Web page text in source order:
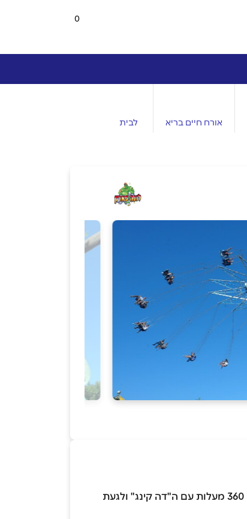
0
אורח חיים בריא לבית
אוהבי האקסטרים יוכלו לגעת בעננים עם ה"בלייק ממבה" , לטוס עם ה"אנקונדה", לרחף ב"טופ ספין" להתהפך ב- 360 מעלות עם ה"דה קינג" ולגעת